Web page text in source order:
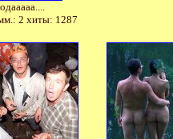
2 хиты: 1287